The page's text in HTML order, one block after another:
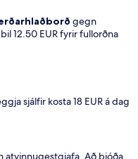
gegn
12.50 EUR fyrir fullorðna
sjálfir kosta 18 EUR á dag
atvinnugestgjafa. Að bjóða